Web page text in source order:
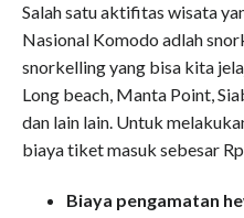
Salah satu aktifitas wisata
Nasional Komodo adlah
snorkelling yang bisa kita
Long beach, Manta Point,
dan lain lain. Untuk
biaya tiket masuk sebesar
Biaya pengamatan